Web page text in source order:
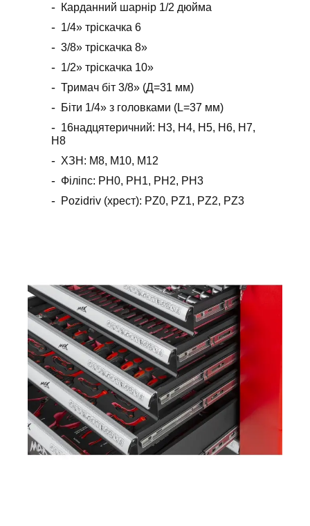
Карданний шарнір 1/2 дюйма
1/4» тріскачка 6
3/8» тріскачка 8»
1/2» тріскачка 10»
Тримач біт 3/8» (Д=31 мм)
Біти 1/4» з головками (L=37 мм)
16надцятеричний: H3, H4, H5, H6, H7,
H8
ХЗН: М8, М10, М12
Філіпс: РН0, РН1, РН2, РН3
Pozidriv (хрест): PZ0, PZ1, PZ2, PZ3